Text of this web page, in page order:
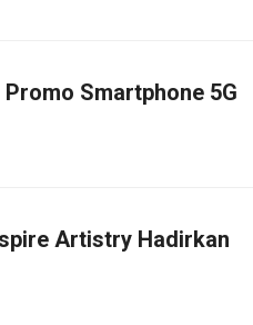
Smartphone 5G
Artistry Hadirkan